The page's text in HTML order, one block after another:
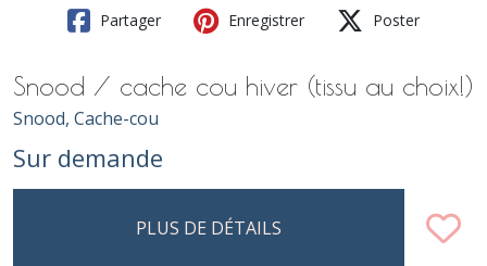
Partager Enregistrer Poster
Snood / cache cou hiver (tissu au choix!)
Snood, Cache-cou
Sur demande
PLUS DE DÉTAILS